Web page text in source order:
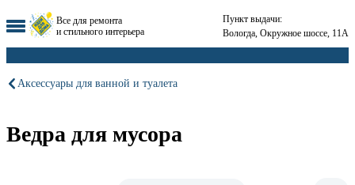
Все для ремонта
и стильного интерьера
Пункт выдачи:
Вологда, Окружное шоссе, 11А
Аксессуары для ванной и туалета
Ведра для мусора